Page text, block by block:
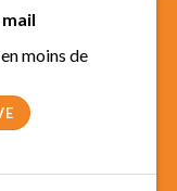
moins de